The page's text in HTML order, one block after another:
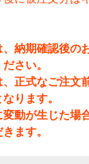
納期確認後の
さい。
正式なご注文
ります。
動が生じた場
ます。